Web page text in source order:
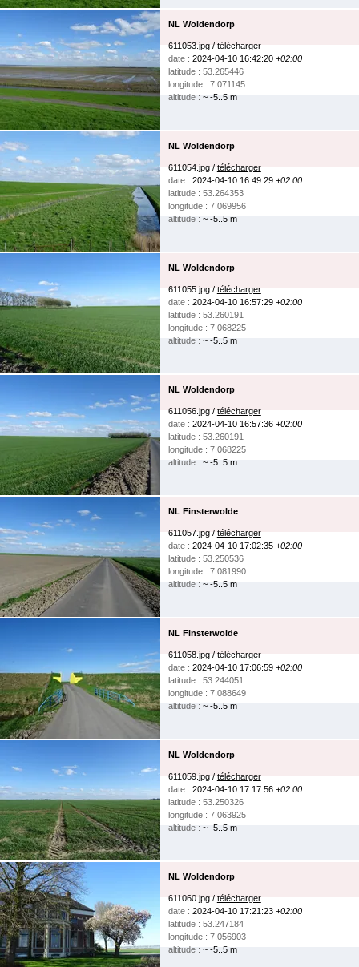
NL Woldendorp
611053.jpg / télécharger
date : 2024-04-10 16:42:20 +02:00
latitude : 53.265446
longitude : 7.071145
altitude :~ -5..5 m
NL Woldendorp
611054.jpg / télécharger
date : 2024-04-10 16:49:29 +02:00
latitude : 53.264353
longitude : 7.069956
altitude :~ -5..5 m
NL Woldendorp
611055.jpg / télécharger
date : 2024-04-10 16:57:29 +02:00
latitude : 53.260191
longitude : 7.068225
altitude :~ -5..5 m
NL Woldendorp
611056.jpg / télécharger
date : 2024-04-10 16:57:36 +02:00
latitude : 53.260191
longitude : 7.068225
altitude :~ -5..5 m
NL Finsterwolde
611057.jpg / télécharger
date : 2024-04-10 17:02:35 +02:00
latitude : 53.250536
longitude : 7.081990
altitude :~ -5..5 m
NL Finsterwolde
611058.jpg / télécharger
date : 2024-04-10 17:06:59 +02:00
latitude : 53.244051
longitude : 7.088649
altitude :~ -5..5 m
NL Woldendorp
611059.jpg / télécharger
date : 2024-04-10 17:17:56 +02:00
latitude : 53.250326
longitude : 7.063925
altitude :~ -5..5 m
NL Woldendorp
611060.jpg / télécharger
date : 2024-04-10 17:21:23 +02:00
latitude : 53.247184
longitude : 7.056903
altitude :~ -5..5 m